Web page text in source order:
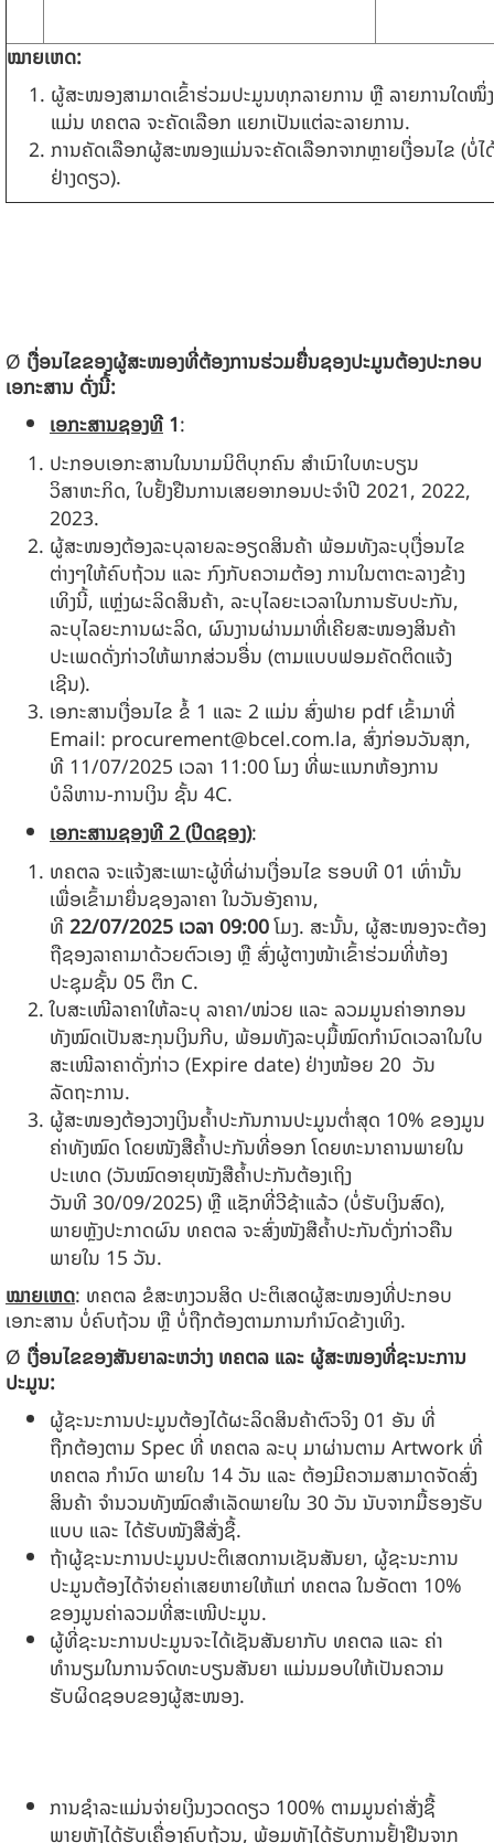
ໝາຍເຫດ:
ຜູ້ສະໜອງສາມາດເຂົ້າຮ່ວມປະມູນທຸກລາຍການ ຫຼື ລາຍການໃດໜຶ່
ແມ່ນ ທຄຕລ ຈະຄັດເລືອກ ແຍກເປັນແຕ່ລະລາຍການ.
ການຄັດເລືອກຜູ້ສະໜອງແມ່ນຈະຄັດເລືອກຈາກຫຼາຍເງື່ອນໄຂ (ບໍ່ໄ
ຢ່າງດຽວ).
Ø ເງື່ອນໄຂຂອງຜູ້ສະໜອງທີ່ຕ້ອງການຮ່ວມຍື່ນຊອງປະມູນຕ້ອງປະກອບ
ເອກະສານ ດັ່ງນີ້:
ເອກະສານຊອງທີ 1:
ປະກອບເອກະສານໃນນາມນິຕິບຸກຄົນ ສຳເນົາໃບທະບຽນ
ວິສາຫະກິດ, ໃບຢັ້ງຢືນການເສຍອາກອນປະຈຳປີ 2021, 2022,
2023.
ຜູ້ສະໜອງຕ້ອງລະບຸລາຍລະອຽດສິນຄ້າ ພ້ອມທັງລະບຸເງື່ອນໄຂ
ຕ່າງໆໃຫ້ຄົບຖ້ວນ ແລະ ກົງກັບຄວາມຕ້ອງ ການໃນຕາຕະລາງຂ້າງ
ເທິງນີ້, ແຫຼ່ງຜະລິດສິນຄ້າ, ລະບຸໄລຍະເວລາໃນການຮັບປະກັນ,
ລະບຸໄລຍະການຜະລິດ, ຜົນງານຜ່ານມາທີ່ເຄີຍສະໜອງສິນຄ້າ
ປະເພດດັ່ງກ່າວໃຫ້ພາກສ່ວນອື່ນ (ຕາມແບບຟອມຄັດຕິດແຈ້ງ
ເຊີນ).
ເອກະສານເງື່ອນໄຂ ຂໍ້ 1 ແລະ 2 ແມ່ນ ສົ່ງຟາຍ pdf ເຂົ້າມາທີ່
Email: procurement@bcel.com.la, ສົ່ງກ່ອນວັນສຸກ,
ທີ 11/07/2025 ເວລາ 11:00 ໂມງ ທີ່ພະແນກຫ້ອງການ
ບໍລິຫານ-ການເງິນ ຊັ້ນ 4C.
ເອກະສານຊອງທີ2(ປິດຊອງ):
ທຄຕລ ຈະແຈ້ງສະເພາະຜູ້ທີ່ຜ່ານເງື່ອນໄຂ ຮອບທີ01 ເທົ່ານັ້ນ
ເພື່ອເຂົ້າມາຍື່ນຊອງລາຄາ ໃນວັນອັງຄານ,
ທີ22/07/2025 ເວລາ 09:00ໂມງ. ສະນັ້ນ, ຜູ້ສະໜອງຈະຕ້ອງ
ຖືຊອງລາຄາມາດ້ວຍຕົວເອງ ຫຼື ສົ່ງຜູ້ຕາງໜ້າເຂົ້າຮ່ວມທີ່ຫ້ອງ
ປະຊຸມຊັ້ນ 05 ຕຶກ C.
ໃບສະເໜີລາຄາໃຫ້ລະບຸ ລາຄາ/ໜ່ວຍ ແລະ ລວມມູນຄ່າອາກອນ
ທັງໝົດເປັນສະກຸນເງິນກີບ, ພ້ອມທັງລະບຸມື້ໝົດກຳນົດເວລາໃນໃບ
ສະເໜີລາຄາດັ່ງກ່າວ (Expire date) ຢ່າງໜ້ອຍ 20 ວັນ
ລັດຖະການ.
ຜູ້ສະໜອງຕ້ອງວາງເງິນຄໍ້າປະກັນການປະມູນຕໍ່າສຸດ 10% ຂອງມູນ
ຄ່າທັງໝົດ ໂດຍໜັງສືຄໍ້າປະກັນທີ່ອອກ ໂດຍທະນາຄານພາຍໃນ
ປະເທດ (ວັນໝົດອາຍຸໜັງສືຄໍ້າປະກັນຕ້ອງເຖິງ
ວັນທີ 30/09/2025) ຫຼື ແຊັກທີ່ວີຊ້າແລ້ວ (ບໍ່ຮັບເງິນສົດ),
ພາຍຫຼັງປະກາດຜົນ ທຄຕລ ຈະສົ່ງໜັງສືຄໍ້າປະກັນດັ່ງກ່າວຄືນ
ພາຍໃນ 15 ວັນ.
ໝາຍເຫດ: ທຄຕລ ຂໍສະຫງວນສິດ ປະຕິເສດຜູ້ສະໜອງທີ່ປະກອບ
ເອກະສານ ບໍ່ຄົບຖ້ວນ ຫຼື ບໍ່ຖືກຕ້ອງຕາມການກຳນົດຂ້າງເທິງ.
Ø ເງື່ອນໄຂຂອງສັນຍາລະຫວ່າງ ທຄຕລ ແລະ ຜູ້ສະໜອງທີ່ຊະນະການ
ປະມູນ:
ຜູ້ຊະນະການປະມູນຕ້ອງໄດ້ຜະລິດສິນຄ້າຕົວຈິງ 01 ອັນ ທີ່
ຖືກຕ້ອງຕາມ Spec ທີ່ ທຄຕລ ລະບຸ ມາຜ່ານຕາມ Artwork ທີ່
ທຄຕລ ກໍານົດ ພາຍໃນ 14 ວັນ ແລະ ຕ້ອງມີຄວາມສາມາດຈັດສົ່ງ
ສິນຄ້າ ຈໍານວນທັງໝົດສໍາເລັດພາຍໃນ 30 ວັນ ນັບຈາກມື້ຮອງຮັບ
ແບບ ແລະ ໄດ້ຮັບໜັງສືສັ່ງຊື້.
ຖ້າຜູ້ຊະນະການປະມູນປະຕິເສດການເຊັນສັນຍາ, ຜູ້ຊະນະການ
ປະມູນຕ້ອງໄດ້ຈ່າຍຄ່າເສຍຫາຍໃຫ້ແກ່ ທຄຕລ ໃນອັດຕາ 10%
ຂອງມູນຄ່າລວມທີ່ສະເໜີປະມູນ.
ຜູ້ທີ່ຊະນະການປະມູນຈະໄດ້ເຊັນສັນຍາກັບ ທຄຕລ ແລະ ຄ່າ
ທຳນຽມໃນການຈົດທະບຽນສັນຍາ ແມ່ນມອບໃຫ້ເປັນຄວາມ
ຮັບຜິດຊອບຂອງຜູ້ສະໜອງ.
ການຊໍາລະແມ່ນຈ່າຍເງິນງວດດຽວ 100% ຕາມມູນຄ່າສັ່ງຊື້
ພາຍຫຼັງໄດ້ຮັບເຄື່ອງຄົບຖ້ວນ, ພ້ອມທັງໄດ້ຮັບການຢັ້ງຢືນຈາກ